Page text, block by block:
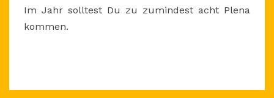
Im Jahr solltest Du zu zumindest acht Plena
kommen.